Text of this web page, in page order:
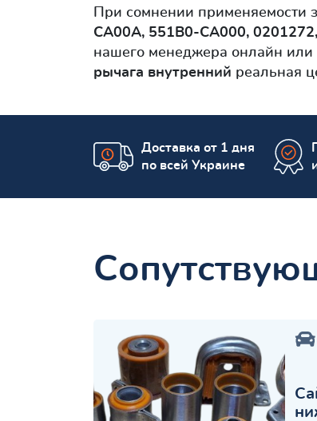
При сомнении применяемости
CA00A, 551B0-CA000,
нашего менеджера онлайн или
рычага внутренний реальная
Доставка от 1 дня
по всей Украине